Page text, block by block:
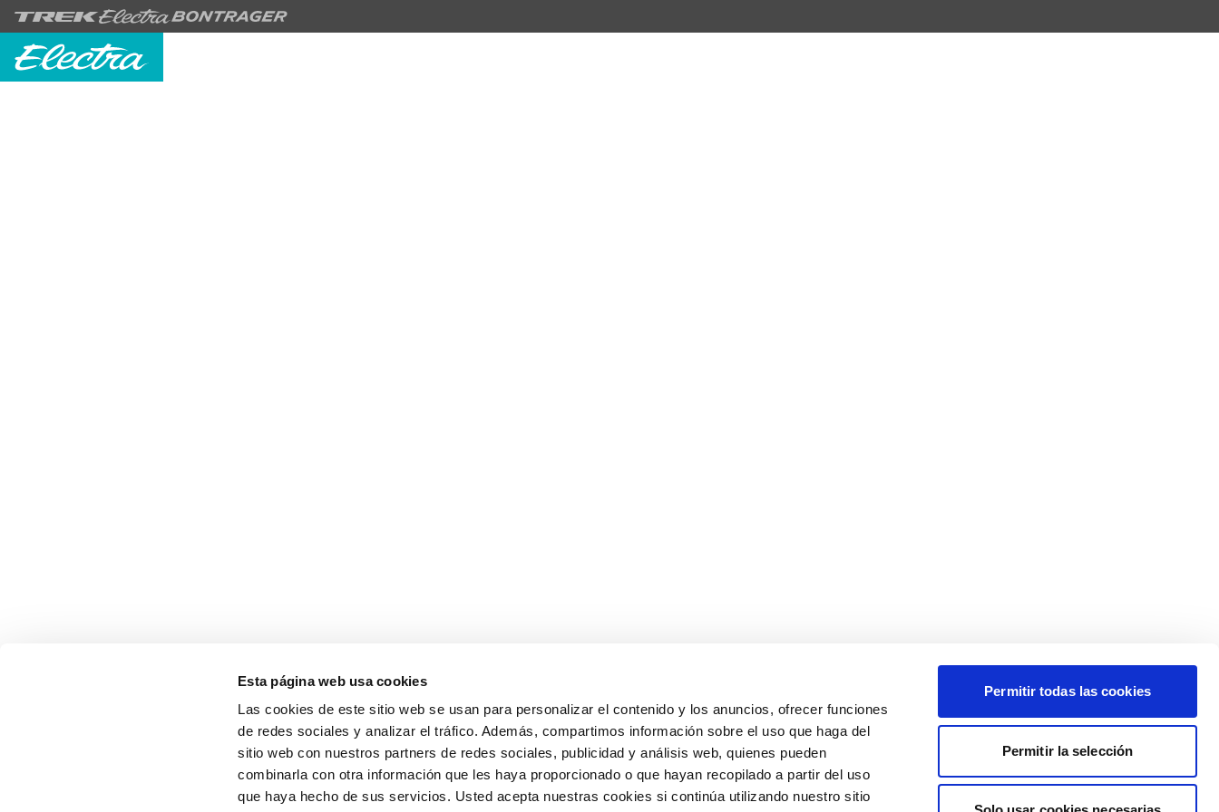
Esta página web usa cookies
Las cookies de este sitio web se usan para personalizar el contenido y los anuncios, ofrecer funciones
de redes sociales y analizar el tráfico. Además, compartimos información sobre el uso que haga del
sitio web con nuestros partners de redes sociales, publicidad y análisis web, quienes pueden
combinarla con otra información que les haya proporcionado o que hayan recopilado a partir del uso
que haya hecho de sus servicios. Usted acepta nuestras cookies si continúa utilizando nuestro sitio
Permitir todas las cookies
Permitir la selección